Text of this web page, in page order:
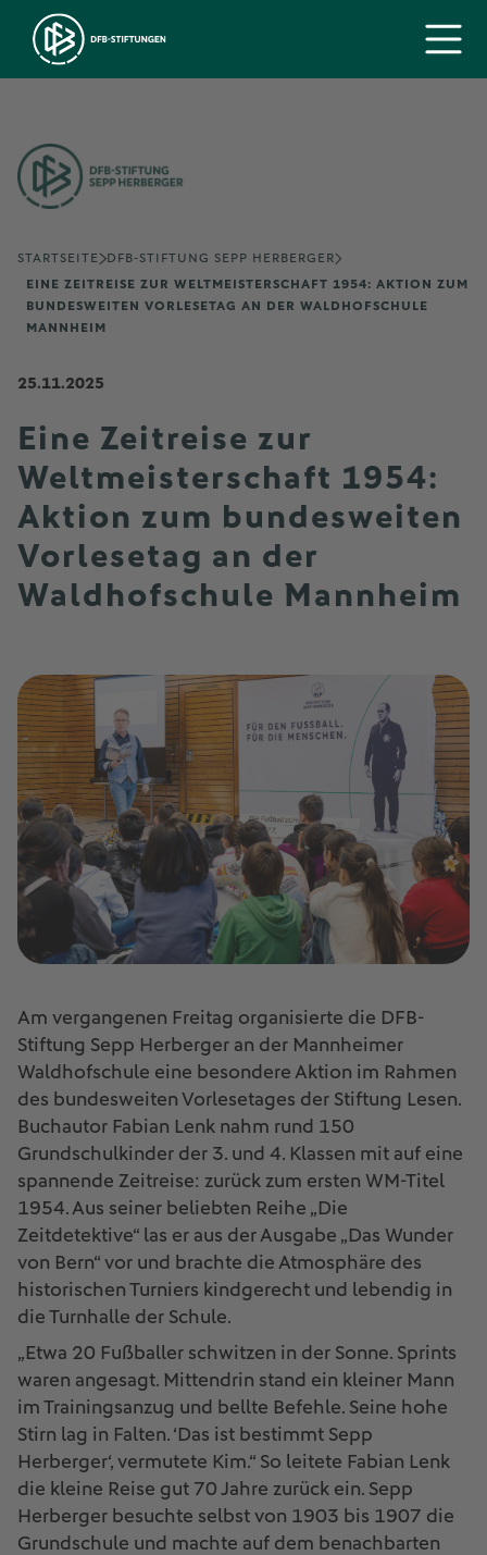
STARTSEITE
DFB-STIFTUNG SEPP HERBERGER
EINE ZEITREISE ZUR WELTMEISTERSCHAFT 1954: AKTION ZUM
BUNDESWEITEN VORLESETAG AN DER WALDHOFSCHULE
MANNHEIM
25.11.2025
Eine Zeitreise zur
Weltmeisterschaft 1954:
Aktion zum bundesweiten
Vorlesetag an der
Waldhofschule Mannheim
Am vergangenen Freitag organisierte die DFB-
Stiftung Sepp Herberger an der Mannheimer
Waldhofschule eine besondere Aktion im Rahmen
des bundesweiten Vorlesetages der Stiftung Lesen.
Buchautor Fabian Lenk nahm rund 150
Grundschulkinder der 3. und 4. Klassen mit auf eine
spannende Zeitreise: zurück zum ersten WM-Titel
1954. Aus seiner beliebten Reihe „Die
Zeitdetektive“ las er aus der Ausgabe „Das Wunder
von Bern“ vor und brachte die Atmosphäre des
historischen Turniers kindgerecht und lebendig in
die Turnhalle der Schule.
„Etwa 20 Fußballer schwitzen in der Sonne. Sprints
waren angesagt. Mittendrin stand ein kleiner Mann
im Trainingsanzug und bellte Befehle. Seine hohe
Stirn lag in Falten. ‘Das ist bestimmt Sepp
Herberger‘, vermutete Kim.“ So leitete Fabian Lenk
die kleine Reise gut 70 Jahre zurück ein. Sepp
Herberger besuchte selbst von 1903 bis 1907 die
Grundschule und machte auf dem benachbarten